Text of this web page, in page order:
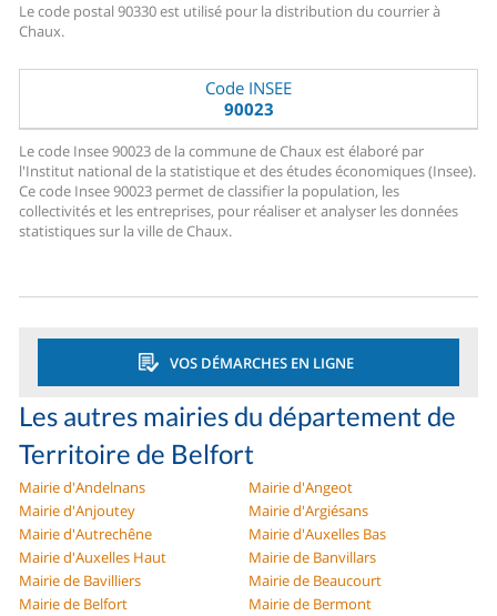
Le code postal 90330 est utilisé pour la distribution du courrier à
Chaux.
Code INSEE
90023
Le code Insee 90023 de la commune de Chaux est élaboré par
l'Institut national de la statistique et des études économiques (Insee).
Ce code Insee 90023 permet de classifier la population, les
collectivités et les entreprises, pour réaliser et analyser les données
statistiques sur la ville de Chaux.
VOS DÉMARCHES EN LIGNE
Les autres mairies du département de
Territoire de Belfort
Mairie d'Andelnans
Mairie d'Angeot
Mairie d'Anjoutey
Mairie d'Argiésans
Mairie d'Autrechêne
Mairie d'Auxelles Bas
Mairie d'Auxelles Haut
Mairie de Banvillars
Mairie de Bavilliers
Mairie de Beaucourt
Mairie de Belfort
Mairie de Bermont